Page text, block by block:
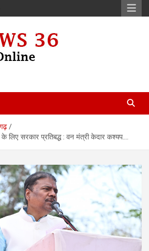
के लिए सरकार प्रतिबद्ध : वन मंत्री केदार कश्यप….